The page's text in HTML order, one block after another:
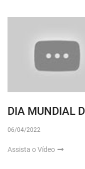
DIA MUNDIAL
06/04/2022
Assista o Vídeo